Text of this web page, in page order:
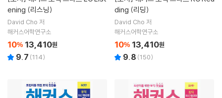
ening (리스닝)
David Cho 저
해커스어학연구소
10% 13,410원
9.7 (114)
ding (리딩)
David Cho 저
해커스어학연구소
10% 13,410원
9.8 (150)